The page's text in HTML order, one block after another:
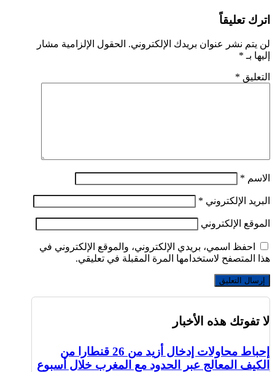
اترك تعليقاً
لن يتم نشر عنوان بريدك الإلكتروني. الحقول الإلزامية مشار
إليها بـ *
التعليق *
الاسم *
البريد الإلكتروني *
الموقع الإلكتروني
احفظ اسمي، بريدي الإلكتروني، والموقع الإلكتروني في
هذا المتصفح لاستخدامها المرة المقبلة في تعليقي.
لا تفوتك هذه الأخبار
إحباط محاولات إدخال أزيد من 26 قنطارا من
الكيف المعالج عبر الحدود مع المغرب خلال أسبوع